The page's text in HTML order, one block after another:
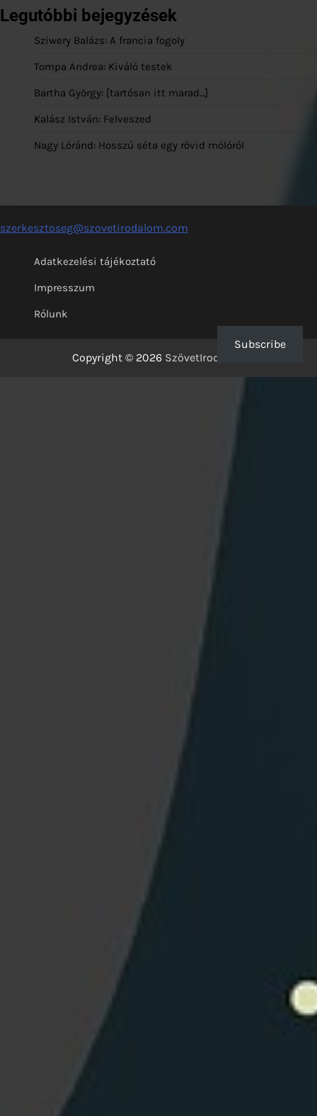
Legutóbbi bejegyzések
Sziwery Balázs: A francia fogoly
Tompa Andrea: Kiváló testek
Bartha György: [tartósan itt marad…]
Kalász István: Felveszed
Nagy Lóránd: Hosszú séta egy rövid mólóról
szerkesztoseg@szovetirodalom.com
Adatkezelési tájékoztató
Impresszum
Rólunk
Copyright © 2026 SzövetIrodalom
Subscribe